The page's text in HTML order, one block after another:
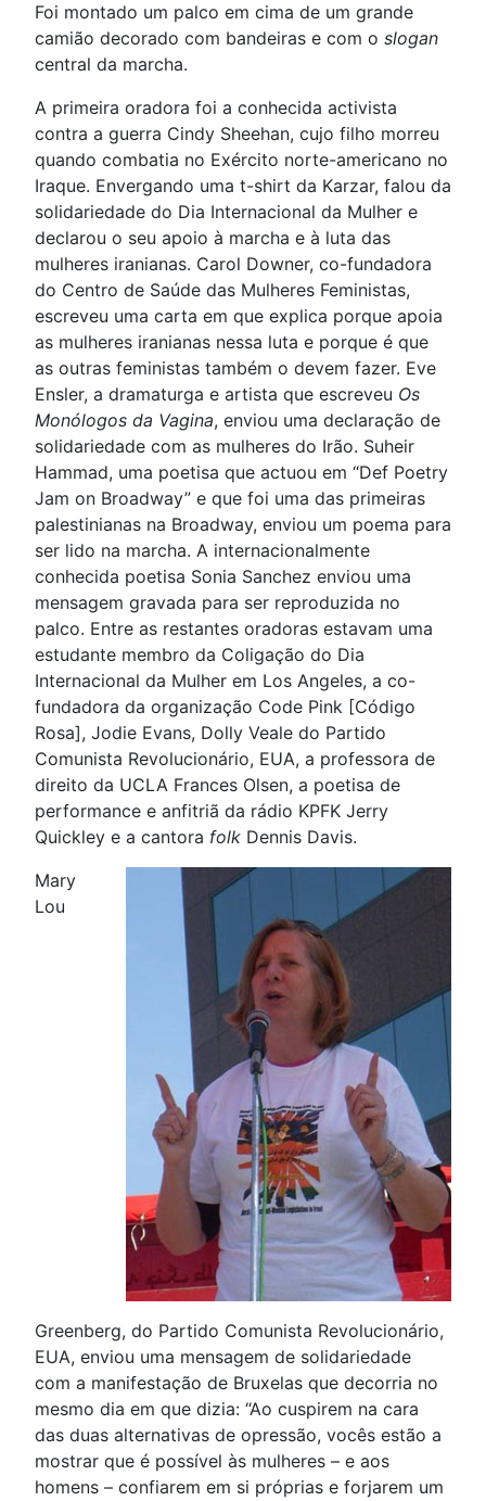
Foi montado um palco em cima de um grande
camião decorado com bandeiras e com o slogan
central da marcha.
A primeira oradora foi a conhecida activista
contra a guerra Cindy Sheehan, cujo filho morreu
quando combatia no Exército norte-americano no
Iraque. Envergando uma t-shirt da Karzar, falou da
solidariedade do Dia Internacional da Mulher e
declarou o seu apoio à marcha e à luta das
mulheres iranianas. Carol Downer, co-fundadora
do Centro de Saúde das Mulheres Feministas,
escreveu uma carta em que explica porque apoia
as mulheres iranianas nessa luta e porque é que
as outras feministas também o devem fazer. Eve
Ensler, a dramaturga e artista que escreveu Os
Monólogos da Vagina, enviou uma declaração de
solidariedade com as mulheres do Irão. Suheir
Hammad, uma poetisa que actuou em “Def Poetry
Jam on Broadway” e que foi uma das primeiras
palestinianas na Broadway, enviou um poema para
ser lido na marcha. A internacionalmente
conhecida poetisa Sonia Sanchez enviou uma
mensagem gravada para ser reproduzida no
palco. Entre as restantes oradoras estavam uma
estudante membro da Coligação do Dia
Internacional da Mulher em Los Angeles, a co-
fundadora da organização Code Pink [Código
Rosa], Jodie Evans, Dolly Veale do Partido
Comunista Revolucionário, EUA, a professora de
direito da UCLA Frances Olsen, a poetisa de
performance e anfitriã da rádio KPFK Jerry
Quickley e a cantora folk Dennis Davis.
Mary
Lou
Greenberg, do Partido Comunista Revolucionário,
EUA, enviou uma mensagem de solidariedade
com a manifestação de Bruxelas que decorria no
mesmo dia em que dizia: “Ao cuspirem na cara
das duas alternativas de opressão, vocês estão a
mostrar que é possível às mulheres – e aos
homens – confiarem em si próprias e forjarem um